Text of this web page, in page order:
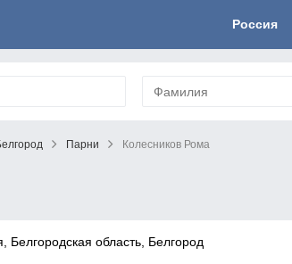
Россия
Парни Колесников Рома
Белгородская область, Белгород